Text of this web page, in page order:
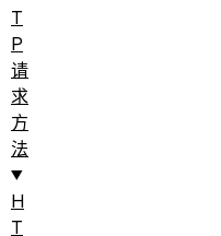
T
P
请
求
方
法
H
T